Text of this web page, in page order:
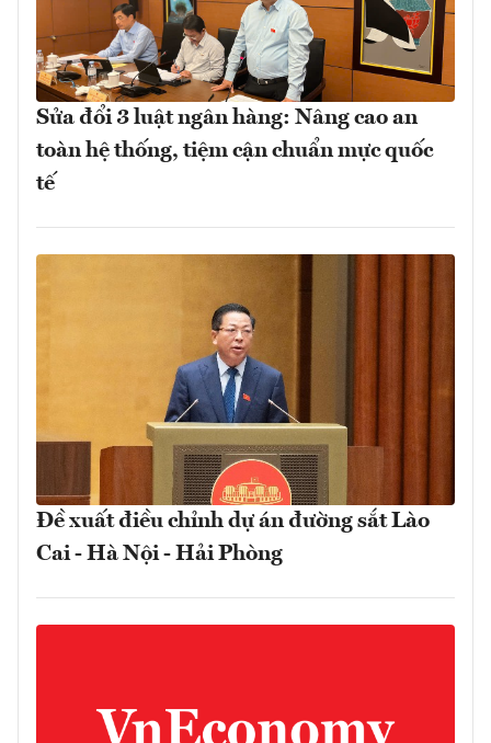
Sửa đổi 3 luật ngân hàng: Nâng cao an
toàn hệ thống, tiệm cận chuẩn mực quốc
tế
Đề xuất điều chỉnh dự án đường sắt Lào
Cai - Hà Nội - Hải Phòng